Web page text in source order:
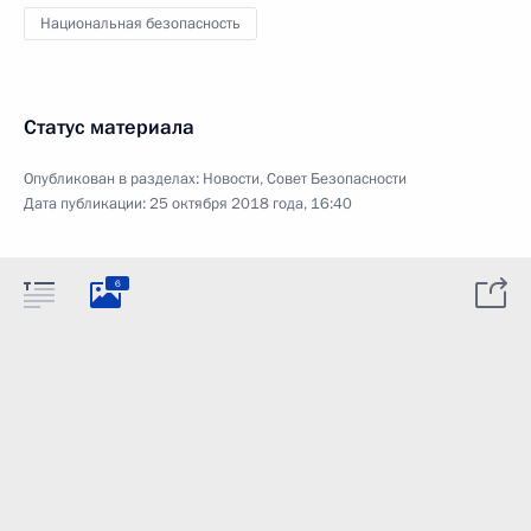
Национальная безопасность
Статус материала
Опубликован в разделах: Новости,Совет Безопасности
Дата публикации:25 октября 2018 года, 16:40
6